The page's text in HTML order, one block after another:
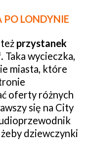
LONDYNIE
przystanek
. Taka wycieczka,
miasta, które
oferty różnych
się na City
dziewczynki